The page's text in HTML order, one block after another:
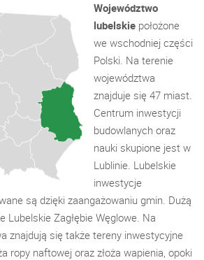
Województwo
lubelskie położone
we wschodniej części
Polski. Na terenie
województwa
znajduje się 47 miast.
Centrum inwestycji
budowlanych oraz
nauki skupione jest w
Lublinie. Lubelskie
inwestycje
są dzięki zaangażowaniu gmin. Dużą
Lubelskie Zagłębie Węglowe. Na
znajdują się także tereny inwestycyjne
ropy naftowej oraz złoża wapienia, opoki